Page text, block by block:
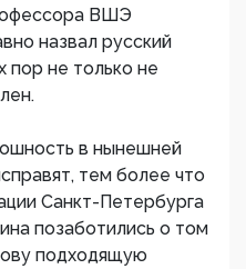
ВШЭ
назвал русский
пор не только не
в нынешней
тем более что
Санкт-Петербурга
позаботились о том
подходящую